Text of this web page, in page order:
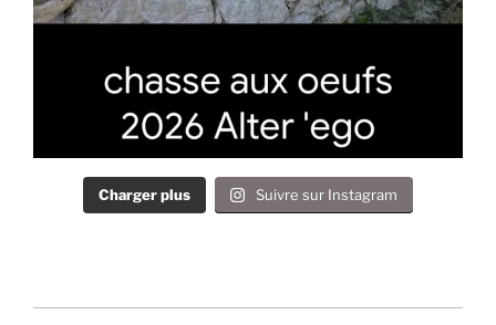
Charger plus Suivre sur Instagram